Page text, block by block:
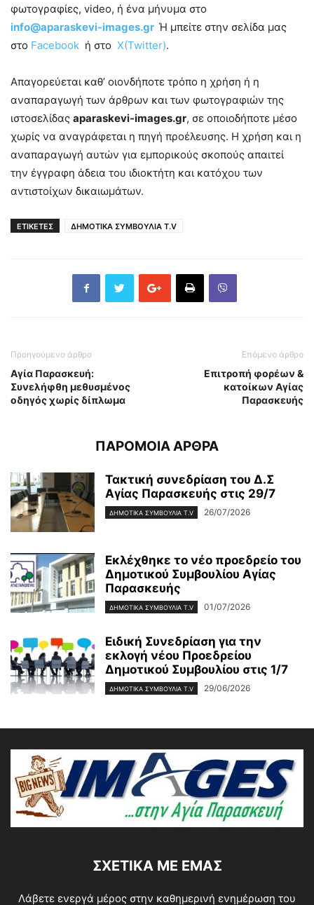
φωτογραφίες, video, ή ένα μήνυμα στο
info@aparaskevi-images.gr Ή μπείτε στην σελίδα μας
στο Facebook ή στο X(Twitter).
Απαγορεύεται καθ’ οιονδήποτε τρόπο η χρήση ή η
αναπαραγωγή των άρθρων και των φωτογραφιών της
ιστοσελίδας aparaskevi-images.gr, σε οποιοδήποτε μέσο
χωρίς να αναγράφεται η πηγή προέλευσης. Η χρήση και η
αναπαραγωγή αυτών για εμπορικούς σκοπούς απαιτεί
την έγγραφη άδεια του ιδιοκτήτη και κατόχου των
αντιστοίχων δικαιωμάτων.
ΕΤΙΚΕΤΕΣ ΔΗΜΟΤΙΚΑ ΣΥΜΒΟΥΛΙΑ T.V
Προηγούμενο άρθρο
Αγία Παρασκευή:
Συνελήφθη μεθυσμένος
οδηγός χωρίς δίπλωμα
Επόμενο άρθρο
Επιτροπή φορέων &
κατοίκων Αγίας
Παρασκευής
ΠΑΡΟΜΟΙΑ ΑΡΘΡΑ
Τακτική συνεδρίαση του Δ.Σ
Αγίας Παρασκευής στις 29/7
ΔΗΜΟΤΙΚΑ ΣΥΜΒΟΥΛΙΑ T.V 26/07/2026
Εκλέχθηκε το νέο προεδρείο του
Δημοτικού Συμβουλίου Αγίας
Παρασκευής
ΔΗΜΟΤΙΚΑ ΣΥΜΒΟΥΛΙΑ T.V 01/07/2026
Ειδική Συνεδρίαση για την
εκλογή νέου Προεδρείου
Δημοτικού Συμβουλίου στις 1/7
ΔΗΜΟΤΙΚΑ ΣΥΜΒΟΥΛΙΑ T.V 29/06/2026
ΣΧΕΤΙΚΆ ΜΕ ΕΜΆΣ
Λάβετε ενεργά μέρος στην καθημερινή ενημέρωση του